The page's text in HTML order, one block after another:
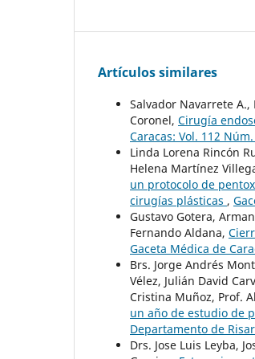
Artículos similares
Salvador Navarrete
Coronel, Cirugía
Caracas: Vol. 112
Linda Lorena Rincón
Helena Martínez
un protocolo de
cirugías plásticas ,
Gustavo Gotera,
Fernando Aldana,
Gaceta Médica de
Brs. Jorge Andrés
Vélez, Julián David
Cristina Muñoz, Prof.
un año de estudio de
Departamento de
Drs. Jose Luis Leyba,